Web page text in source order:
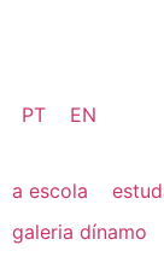
PT EN
a escola
galeria dínamo